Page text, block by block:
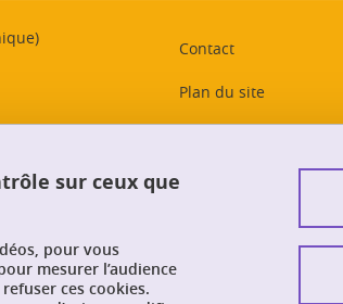
Contact
Plan du site
Données personnelles
sur ceux que
pour vous
mesurer l’audience
ces cookies.